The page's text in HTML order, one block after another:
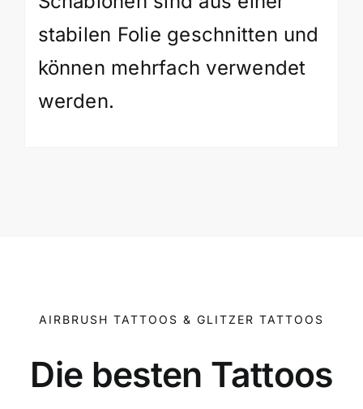
stabilen Folie geschnitten und
können mehrfach verwendet
werden.
AIRBRUSH TATTOOS & GLITZER TATTOOS
Die besten Tattoos